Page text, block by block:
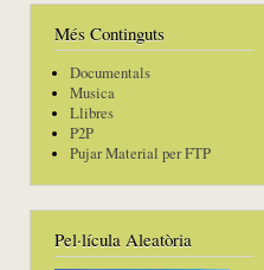
Més Continguts
Documentals
Musica
Llibres
P2P
Pujar Material per FTP
Pel·lícula Aleatòria